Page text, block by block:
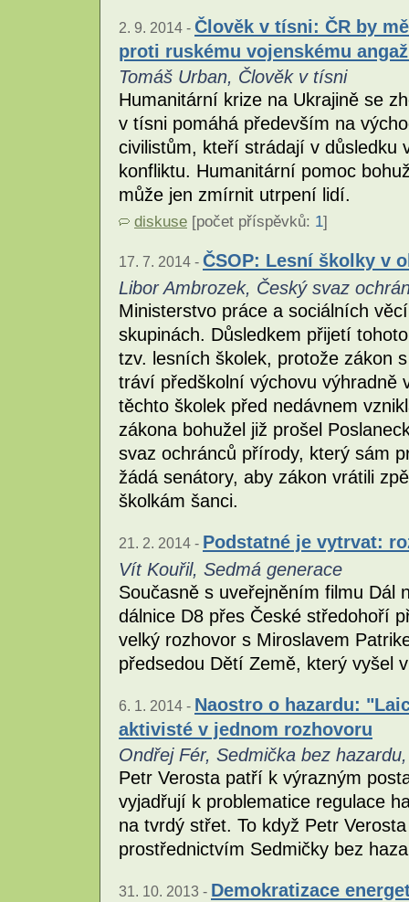
2. 9. 2014 - Člověk v tísni: ČR by
proti ruskému vojenskému
Tomáš Urban, Člověk v tísni
Humanitární krize na Ukrajině se
v tísni pomáhá především na
civilistům, kteří strádají v důsledku
konfliktu. Humanitární pomoc
může jen zmírnit utrpení lidí.
diskuse [počet příspěvků: 1]
17. 7. 2014 - ČSOP: Lesní školky v
Libor Ambrozek, Český svaz
Ministerstvo práce a sociálních
skupinách. Důsledkem přijetí
tzv. lesních školek, protože zákon
tráví předškolní výchovu výhradně
těchto školek před nedávnem
zákona bohužel již prošel
svaz ochránců přírody, který sám
žádá senátory, aby zákon vrátili
školkám šanci.
21. 2. 2014 - Podstatné je vytrvat:
Vít Kouřil, Sedmá generace
Současně s uveřejněním filmu Dál
dálnice D8 přes České středohoří
velký rozhovor s Miroslavem
předsedou Dětí Země, který vyšel
6. 1. 2014 - Naostro o hazardu:
aktivisté v jednom rozhovoru
Ondřej Fér, Sedmička bez
Petr Verosta patří k výrazným
vyjadřují k problematice regulace
na tvrdý střet. To když Petr
prostřednictvím Sedmičky bez
31. 10. 2013 - Demokratizace